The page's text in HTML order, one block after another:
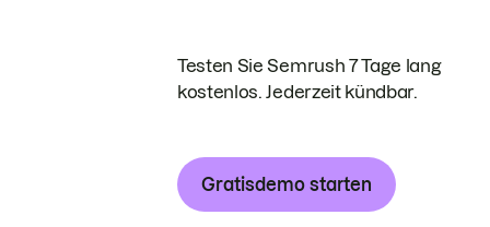
Testen Sie Semrush 7 Tage lang
kostenlos. Jederzeit kündbar.
Gratisdemo starten